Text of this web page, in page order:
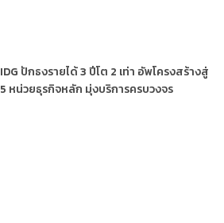
IDG ปักธงรายได้ 3 ปีโต 2 เท่า อัพโครงสร้างสู่
5 หน่วยธุรกิจหลัก มุ่งบริการครบวงจร